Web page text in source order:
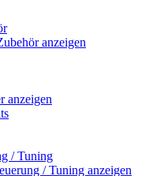
anzeigen
anzeigen
/ Tuning
/ Tuning anzeigen